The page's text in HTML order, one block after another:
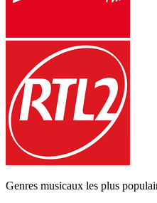
Genres musicaux les plus